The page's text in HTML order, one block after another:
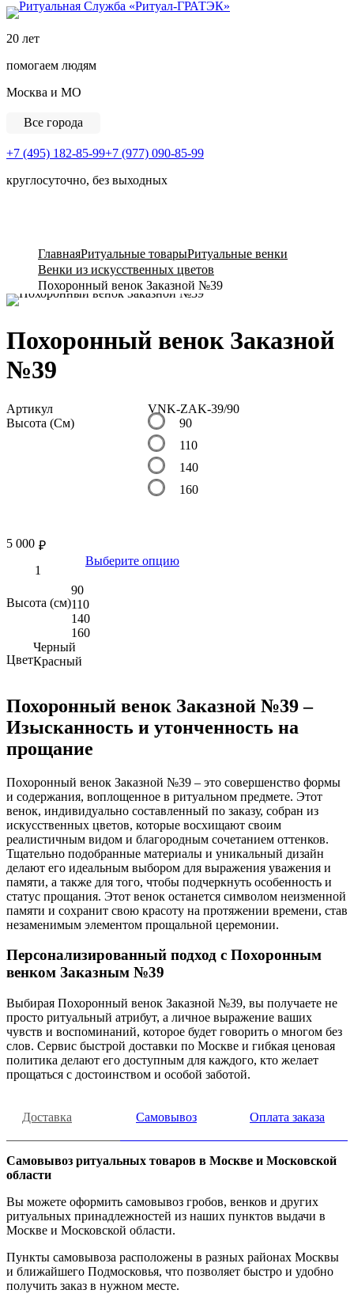
20 лет
помогаем людям
Москва и МО
Все города
+7 (495) 182-85-99+7 (977) 090-85-99
круглосуточно, без выходных
ГлавнаяРитуальные товарыРитуальные венки
Венки из искусственных цветов
Похоронный венок Заказной №39
Похоронный венок Заказной
№39
Артикул
VNK-ZAK-39/90
Высота (См)
90
110
140
160
₽
5 000
Выберите опцию
Высота (см)
90
110
140
160
Цвет
Черный
Красный
Похоронный венок Заказной №39 –
Изысканность и утонченность на
прощание
Похоронный венок Заказной №39 – это совершенство формы
и содержания, воплощенное в ритуальном предмете. Этот
венок, индивидуально составленный по заказу, собран из
искусственных цветов, которые восхищают своим
реалистичным видом и благородным сочетанием оттенков.
Тщательно подобранные материалы и уникальный дизайн
делают его идеальным выбором для выражения уважения и
памяти, а также для того, чтобы подчеркнуть особенность и
статус прощания. Этот венок останется символом неизменной
памяти и сохранит свою красоту на протяжении времени, став
незаменимым элементом прощальной церемонии.
Персонализированный подход с Похоронным
венком Заказным №39
Выбирая Похоронный венок Заказной №39, вы получаете не
просто ритуальный атрибут, а личное выражение ваших
чувств и воспоминаний, которое будет говорить о многом без
слов. Сервис быстрой доставки по Москве и гибкая ценовая
политика делают его доступным для каждого, кто желает
прощаться с достоинством и особой заботой.
Доставка Самовывоз Оплата заказа
Самовывоз ритуальных товаров в Москве и Московской
области
Вы можете оформить самовывоз гробов, венков и других
ритуальных принадлежностей из наших пунктов выдачи в
Москве и Московской области.
Пункты самовывоза расположены в разных районах Москвы
и ближайшего Подмосковья, что позволяет быстро и удобно
получить заказ в нужном месте.